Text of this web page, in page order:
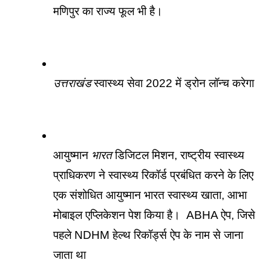
मणिपुर का राज्य फूल भी है।
उत्तराखंड स्वास्थ्य सेवा 2022 में ड्रोन लॉन्च करेगा
आयुष्मान भारत डिजिटल मिशन, राष्ट्रीय स्वास्थ्य
प्राधिकरण ने स्वास्थ्य रिकॉर्ड प्रबंधित करने के लिए
एक संशोधित आयुष्मान भारत स्वास्थ्य खाता, आभा
मोबाइल एप्लिकेशन पेश किया है।  ABHA ऐप, जिसे
पहले NDHM हेल्थ रिकॉर्ड्स ऐप के नाम से जाना
जाता था